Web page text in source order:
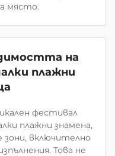
място.
на
плажни
фестивал
плажни знамена,
зони, включително
Това не